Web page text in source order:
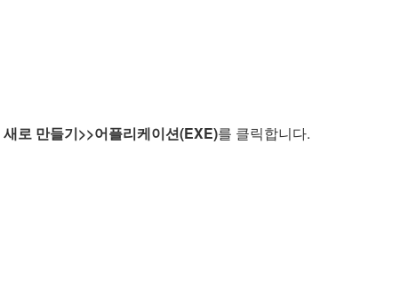
새로 만들기>>어플리케이션(EXE)를 클릭합니다.